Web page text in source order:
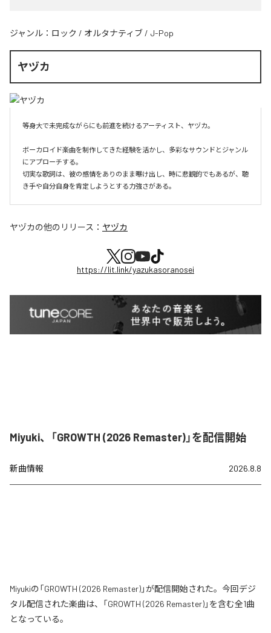
ジャンル： ロック / オルタナティブ / J-Pop
ヤヅカ
等身大で未完成ながらにも前進を続けるアーティスト、ヤヅカ。
ボーカロイド楽曲を制作してきた経験を活かし、多彩なサウンドとジャンル
にアプローチする。
切実な歌詞は、彼の感情をありのまま曝け出し、時に悲観的でもあるが、聴
き手や自分自身を肯定しようとする力強さがある。
ヤヅカの他のリリース： ヤヅカ
https://lit.link/yazukasoranosei
Miyuki、「GROWTH (2026 Remaster)」を配信開始
新曲情報 2026.8.8
Miyukiの「GROWTH (2026 Remaster)」が配信開始された。今回デジ
タル配信された楽曲は、「GROWTH (2026 Remaster)」を含む全1曲
となっている。